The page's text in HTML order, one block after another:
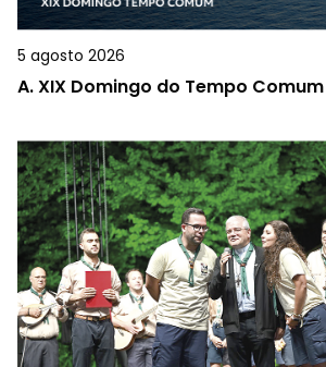
5 agosto 2026
A.XIX Domingo do Tempo Comum